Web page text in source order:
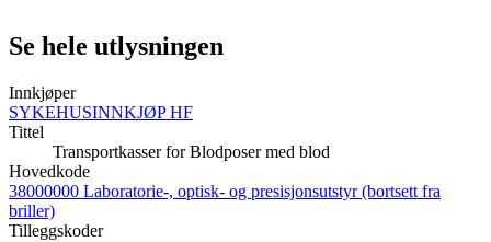
Se hele utlysningen
Innkjøper
SYKEHUSINNKJØP HF
Tittel
Transportkasser for Blodposer med blod
Hovedkode
38000000 Laboratorie-, optisk- og presisjonsutstyr (bortsett fra
briller)
Tilleggskoder